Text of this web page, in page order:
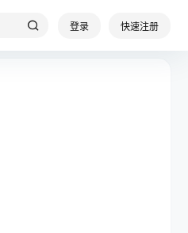
登录 快速注册